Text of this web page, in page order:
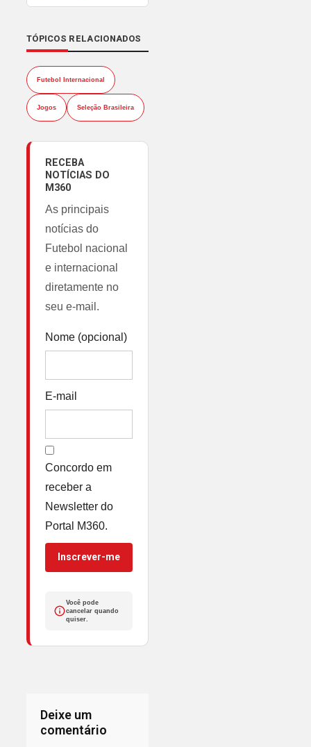
TÓPICOS RELACIONADOS
Futebol Internacional
Jogos Seleção Brasileira
RECEBA
NOTÍCIAS DO
M360
As principais
notícias do
Futebol nacional
e internacional
diretamente no
seu e-mail.
Nome (opcional)
E-mail
Concordo em
receber a
Newsletter do
Portal M360.
Inscrever-me
Você pode
cancelar quando
quiser.
Deixe um
comentário